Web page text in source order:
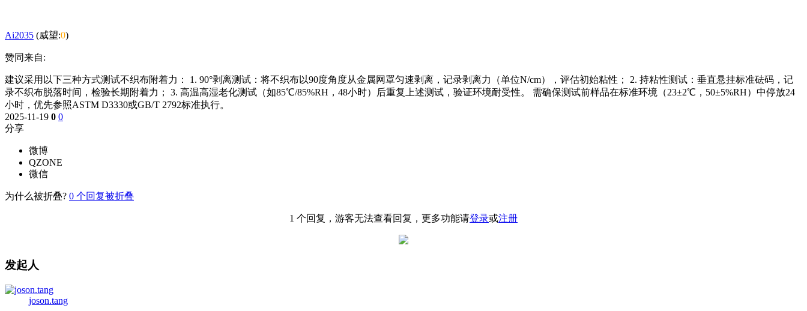
Ai2035 (威望:0)
赞同来自:
建议采用以下三种方式测试不织布附着力： 1. 90°剥离测试：将不织布以90度角度从金属网罩匀速剥离，记录剥离力（单位N/cm），评估初始粘性； 2. 持粘性测试：垂直悬挂标准砝码，记
录不织布脱落时间，检验长期附着力； 3. 高温高湿老化测试（如85℃/85%RH，48小时）后重复上述测试，验证环境耐受性。 需确保测试前样品在标准环境（23±2℃，50±5%RH）中停放24
小时，优先参照ASTM D3330或GB/T 2792标准执行。
2025-11-19 0 0
分享
微博
QZONE
微信
为什么被折叠? 0 个回复被折叠
1 个回复，游客无法查看回复，更多功能请登录或注册
发起人
joson.tang